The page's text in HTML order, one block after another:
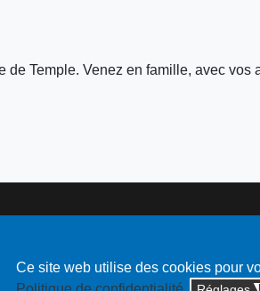
Ce site web utilise des cookies pour
Temple. Venez en famille, avec vos